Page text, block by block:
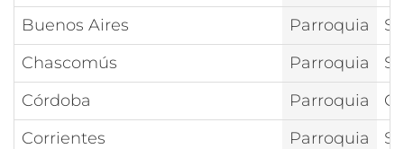
Buenos Aires
Parroquia
Chascomús
Parroquia
Córdoba
Parroquia
Corrientes
Parroquia